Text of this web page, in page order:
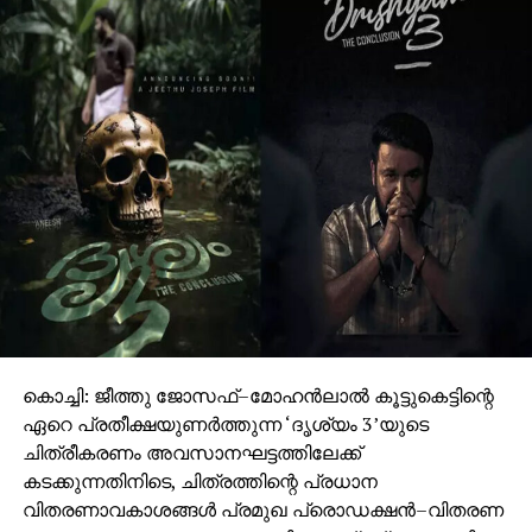
കൊച്ചി: ജീത്തു ജോസഫ്–മോഹൻലാൽ കൂട്ടുകെട്ടിന്റെ
ഏറെ പ്രതീക്ഷയുണർത്തുന്ന ‘ദൃശ്യം 3’യുടെ
ചിത്രീകരണം അവസാനഘട്ടത്തിലേക്ക്
കടക്കുന്നതിനിടെ, ചിത്രത്തിന്റെ പ്രധാന
വിതരണാവകാശങ്ങൾ പ്രമുഖ പ്രൊഡക്ഷൻ–വിതരണ